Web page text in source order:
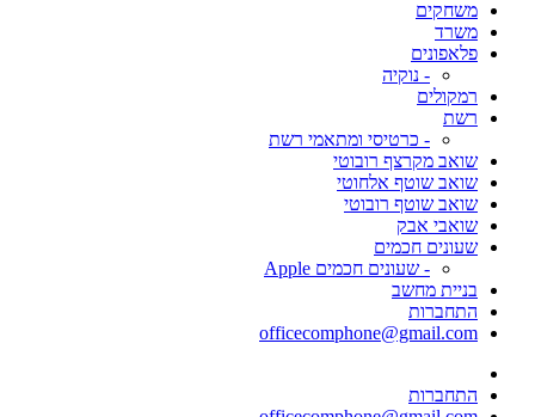
משחקים
משרד
פלאפונים
- נוקיה
רמקולים
רשת
- כרטיסי ומתאמי רשת
שואב מקרצף רובוטי
שואב שוטף אלחוטי
שואב שוטף רובוטי
שואבי אבק
שעונים חכמים
- שעונים חכמים Apple
בניית מחשב
התחברות
officecomphone@gmail.com
התחברות